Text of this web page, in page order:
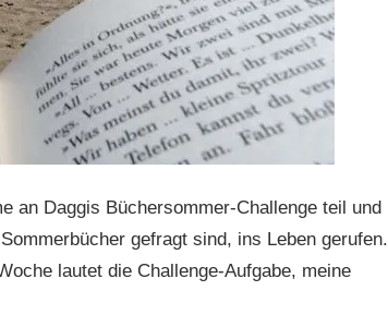
an Daggis Büchersommer-Challenge teil und
gefragt sind, ins Leben gerufen.
lautet die Challenge-Aufgabe, meine